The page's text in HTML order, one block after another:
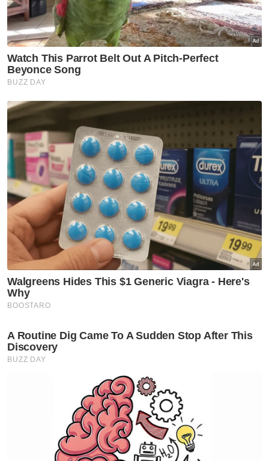
GLOBAL
7 maut, 15 cedera dalam
insiden tembakan di sekolah
Thailand